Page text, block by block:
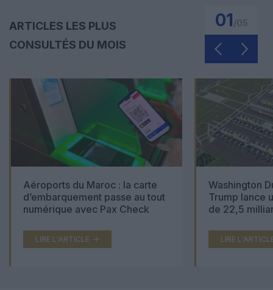
ARTICLES LES PLUS
CONSULTÉS DU MOIS
01
Aéroports du Maroc : la carte
d’embarquement passe au tout
numérique avec Pax Check
LIRE L'ARTICLE
Washington
Trump lance
de 22,5
LIRE